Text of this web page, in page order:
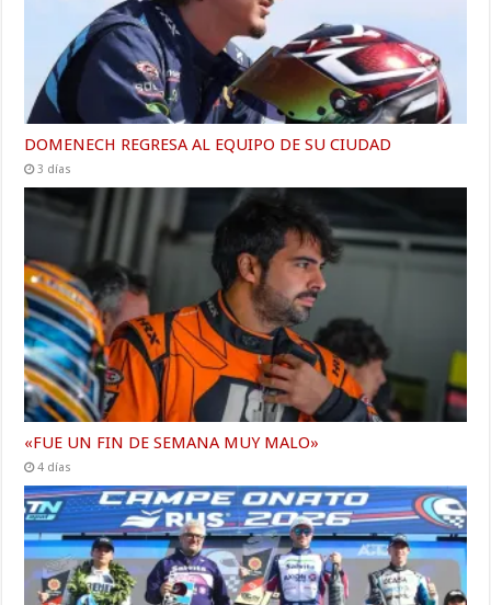
DOMENECH REGRESA AL EQUIPO DE SU CIUDAD
3 días
«FUE UN FIN DE SEMANA MUY MALO»
4 días